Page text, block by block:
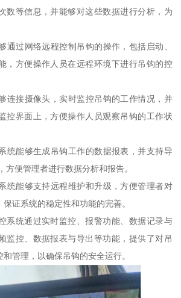
数等信息，并能够对这些数据进行分析，为
通过网络远程控制吊钩的操作，包括启动、
，方便操作人员在远程环境下进行吊钩的控
连接摄像头，实时监控吊钩的工作情况，并
控界面上，方便操作人员观察吊钩的工作状
统能够生成吊钩工作的数据报表，并支持导
方便管理者进行数据分析和报告。
统能够支持远程维护和升级，方便管理者对
证系统的稳定性和功能的完善。
系统通过实时监控、报警功能、数据记录与
监控、数据报表与导出等功能，提供了对吊
管理，以确保吊钩的安全运行。